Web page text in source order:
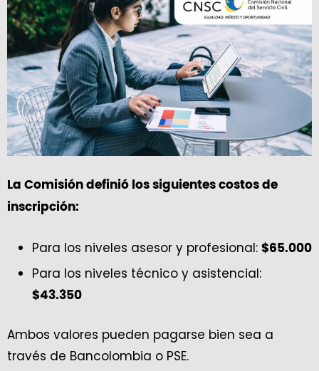
La Comisión definió los siguientes costos de
inscripción:
Para los niveles asesor y profesional: $65.000
Para los niveles técnico y asistencial:
$43.350
Ambos valores pueden pagarse bien sea a
través de Bancolombia o PSE.